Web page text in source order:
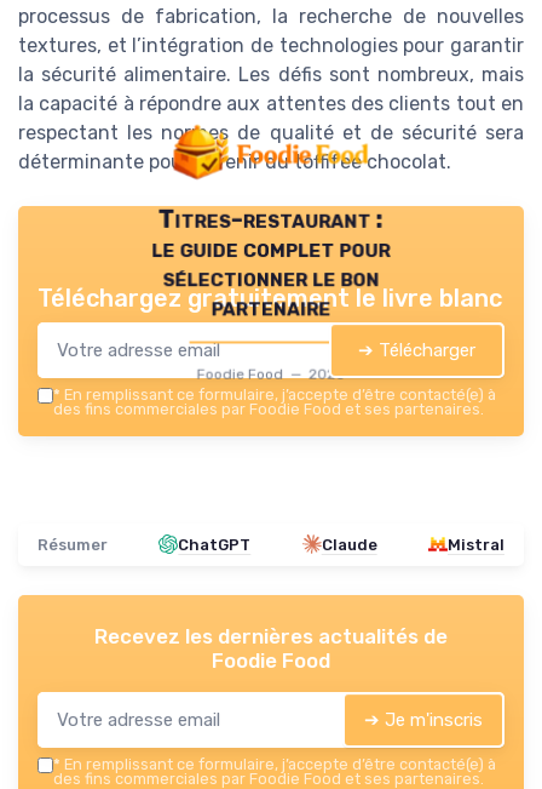
processus de fabrication, la recherche de nouvelles
textures, et l’intégration de technologies pour garantir
la sécurité alimentaire. Les défis sont nombreux, mais
la capacité à répondre aux attentes des clients tout en
respectant les normes de qualité et de sécurité sera
déterminante pour l’avenir du toffifee chocolat.
Titres-restaurant :
le guide complet pour
sélectionner le bon
partenaire
Foodie Food — 2026
Téléchargez gratuitement le livre blanc
➔ Télécharger
* En remplissant ce formulaire, j’accepte d’être contacté(e) à
des fins commerciales par Foodie Food et ses partenaires.
Résumer ChatGPT Claude Mistral
Recevez les dernières actualités de
Foodie Food
➔ Je m'inscris
* En remplissant ce formulaire, j’accepte d’être contacté(e) à
des fins commerciales par Foodie Food et ses partenaires.